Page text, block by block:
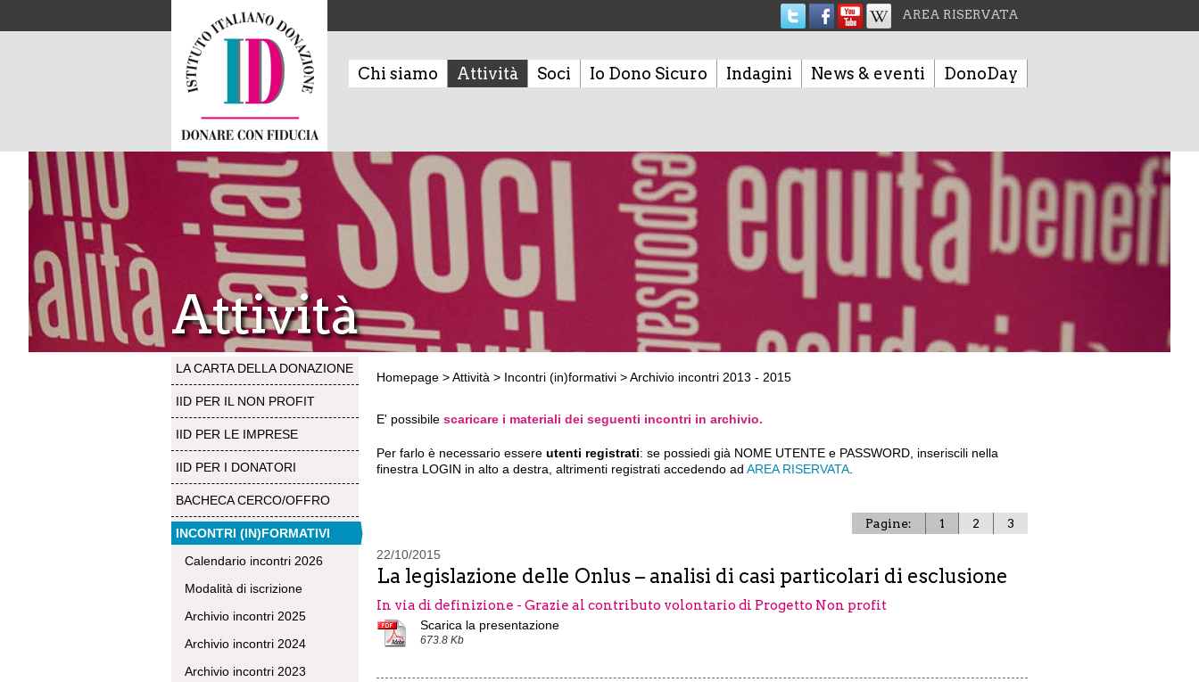
AREA RISERVATA
Chi siamo Attività Soci Io Dono Sicuro Indagini News & eventi DonoDay
Attività
LA CARTA DELLA DONAZIONE
IID PER IL NON PROFIT
IID PER LE IMPRESE
IID PER I DONATORI
BACHECA CERCO/OFFRO
INCONTRI (IN)FORMATIVI
Calendario incontri 2026
Modalità di iscrizione
Archivio incontri 2025
Archivio incontri 2024
Archivio incontri 2023
Homepage >Attività > Incontri (in)formativi >Archivio incontri 2013 - 2015
E' possibile scaricare i materiali dei seguenti incontri in archivio.
Per farlo è necessario essere utenti registrati: se possiedi già NOME UTENTE e PASSWORD, inseriscili nella
finestra LOGIN in alto a destra, altrimenti registrati accedendo ad AREA RISERVATA
Pagine: 1 2 3
22/10/2015
La legislazione delle Onlus – analisi di casi particolari di esclusione
In via di definizione - Grazie al contributo volontario di Progetto Non profit
Scarica la presentazione
673.8 Kb